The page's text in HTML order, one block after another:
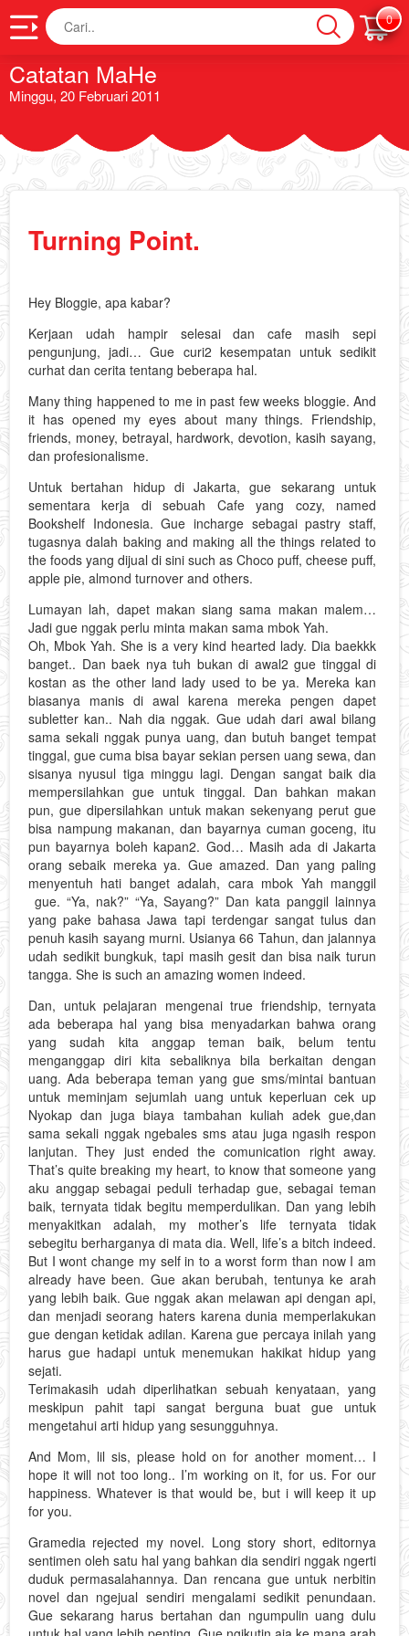
Cari 0
Catatan MaHe
Minggu, 20 Februari 2011
Turning Point.
Hey Bloggie, apa kabar?
Kerjaan udah hampir selesai dan cafe masih sepi
pengunjung, jadi… Gue curi2 kesempatan untuk sedikit
curhat dan cerita tentang beberapa hal.
Many thing happened to me in past few weeks bloggie. And
it has opened my eyes about many things. Friendship,
friends, money, betrayal, hardwork, devotion, kasih sayang,
dan profesionalisme.
Untuk bertahan hidup di Jakarta, gue sekarang untuk
sementara kerja di sebuah Cafe yang cozy, named
Bookshelf Indonesia. Gue incharge sebagai pastry staff,
tugasnya dalah baking and making all the things related to
the foods yang dijual di sini such as Choco puff, cheese puff,
apple pie, almond turnover and others.
Lumayan lah, dapet makan siang sama makan malem…
Jadi gue nggak perlu minta makan sama mbok Yah.
Oh, Mbok Yah. She is a very kind hearted lady. Dia baekkk
banget.. Dan baek nya tuh bukan di awal2 gue tinggal di
kostan as the other land lady used to be ya. Mereka kan
biasanya manis di awal karena mereka pengen dapet
subletter kan.. Nah dia nggak. Gue udah dari awal bilang
sama sekali nggak punya uang, dan butuh banget tempat
tinggal, gue cuma bisa bayar sekian persen uang sewa, dan
sisanya nyusul tiga minggu lagi. Dengan sangat baik dia
mempersilahkan gue untuk tinggal. Dan bahkan makan
pun, gue dipersilahkan untuk makan sekenyang perut gue
bisa nampung makanan, dan bayarnya cuman goceng, itu
pun bayarnya boleh kapan2. God… Masih ada di Jakarta
orang sebaik mereka ya. Gue amazed. Dan yang paling
menyentuh hati banget adalah, cara mbok Yah manggil
gue. “Ya, nak?” “Ya, Sayang?” Dan kata panggil lainnya
yang pake bahasa Jawa tapi terdengar sangat tulus dan
penuh kasih sayang murni. Usianya 66 Tahun, dan jalannya
udah sedikit bungkuk, tapi masih gesit dan bisa naik turun
tangga. She is such an amazing women indeed.
Dan, untuk pelajaran mengenai true friendship, ternyata
ada beberapa hal yang bisa menyadarkan bahwa orang
yang sudah kita anggap teman baik, belum tentu
menganggap diri kita sebaliknya bila berkaitan dengan
uang. Ada beberapa teman yang gue sms/mintai bantuan
untuk meminjam sejumlah uang untuk keperluan cek up
Nyokap dan juga biaya tambahan kuliah adek gue,dan
sama sekali nggak ngebales sms atau juga ngasih respon
lanjutan. They just ended the comunication right away.
That’s quite breaking my heart, to know that someone yang
aku anggap sebagai peduli terhadap gue, sebagai teman
baik, ternyata tidak begitu memperdulikan. Dan yang lebih
menyakitkan adalah, my mother’s life ternyata tidak
sebegitu berharganya di mata dia. Well, life’s a bitch indeed.
But I wont change my self in to a worst form than now I am
already have been. Gue akan berubah, tentunya ke arah
yang lebih baik. Gue nggak akan melawan api dengan api,
dan menjadi seorang haters karena dunia memperlakukan
gue dengan ketidak adilan. Karena gue percaya inilah yang
harus gue hadapi untuk menemukan hakikat hidup yang
sejati.
Terimakasih udah diperlihatkan sebuah kenyataan, yang
meskipun pahit tapi sangat berguna buat gue untuk
mengetahui arti hidup yang sesungguhnya.
And Mom, lil sis, please hold on for another moment… I
hope it will not too long.. I’m working on it, for us. For our
happiness. Whatever is that would be, but i will keep it up
for you.
Gramedia rejected my novel. Long story short, editornya
sentimen oleh satu hal yang bahkan dia sendiri nggak ngerti
duduk permasalahannya. Dan rencana gue untuk nerbitin
novel dan ngejual sendiri mengalami sedikit penundaan.
Gue sekarang harus bertahan dan ngumpulin uang dulu